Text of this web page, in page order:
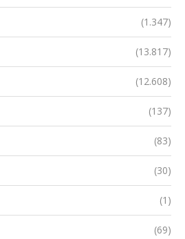
(1.347)
(13.817)
(12.608)
(137)
(83)
(30)
(1)
(69)